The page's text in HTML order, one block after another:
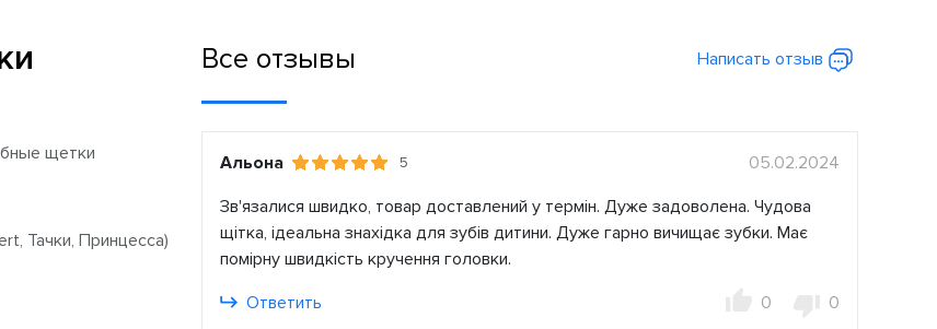
щетки
Тачки, Принцесса)
Все отзывы Написать отзыв
Альона 5
05.02.2024
Зв'язалися швидко, товар доставлений у термін. Дуже задоволена. Чудова
щітка, ідеальна знахідка для зубів дитини. Дуже гарно вичищає зубки. Має
помірну швидкість кручення головки.
Ответить
0 0